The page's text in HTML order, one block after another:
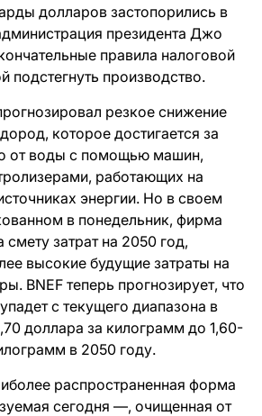
долларов застопорились в
президента Джо
правила налоговой
подстегнуть производство.
резкое снижение
которое достигается за
от воды с помощью машин,
работающих на
энергии. Но в своем
в понедельник, фирма
затрат на 2050 год,
высокие будущие затраты на
BNEF теперь прогнозирует, что
с текущего диапазона в
доллара за килограмм до 1,60-
в 2050 году.
распространенная форма
сегодня —, очищенная от